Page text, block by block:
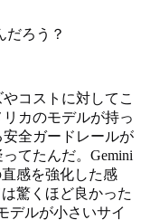
だろう？
コストに対してこ
カのモデルが持っ
全ガードレールが
てたんだ。Gemini
感を強化した感
驚くほど良かった
デルが小さいサイ